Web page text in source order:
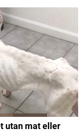
utan mat eller